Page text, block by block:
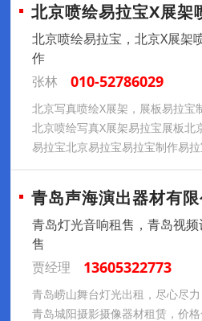
北京喷绘易拉宝X展架
北京喷绘易拉宝，北京X展架
作
张林
010-52786029
北京写真喷绘X展架，展板易拉宝
北京喷绘写真X展架易拉宝展板北
青岛声海演出器材有限
青岛灯光音响租售，青岛视
售
贾经理
13605322773
青岛崂山舞台灯光出租，尽心尽
青岛城阳摄影摄像器材租赁，价